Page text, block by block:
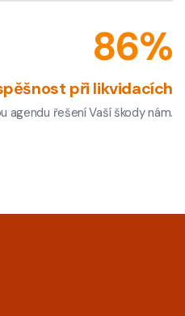
100%
při likvidacích
agendu řešení Vaší škody nám.